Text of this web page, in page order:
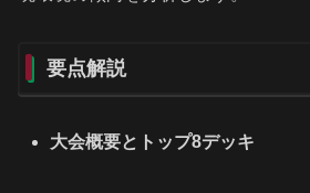
要点解説
大会概要とトップ8デッキ